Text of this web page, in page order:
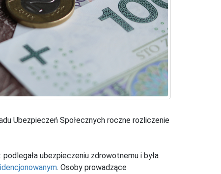
Ubezpieczeń Społecznych roczne rozliczenie
ubezpieczeniu zdrowotnemu i była
. Osoby prowadzące